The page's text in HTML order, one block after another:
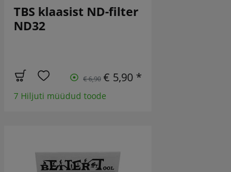
TBS klaasist ND-filter
ND32
€ 6,90 € 5,90 *
7 Hiljuti müüdud toode